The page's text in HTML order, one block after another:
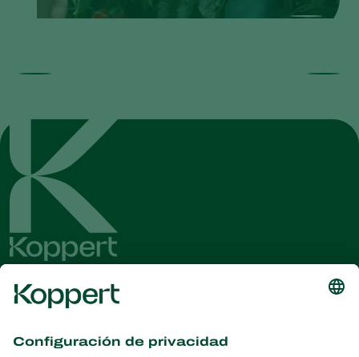
información